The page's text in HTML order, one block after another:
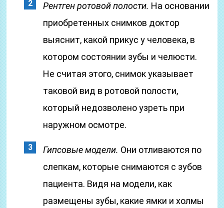
Рентген ротовой полости. На основании
приобретенных снимков доктор
выяснит, какой прикус у человека, в
котором состоянии зубы и челюсти.
Не считая этого, снимок указывает
таковой вид в ротовой полости,
который недозволено узреть при
наружном осмотре.
Гипсовые модели. Они отливаются по
слепкам, которые снимаются с зубов
пациента. Видя на модели, как
размещены зубы, какие ямки и холмы